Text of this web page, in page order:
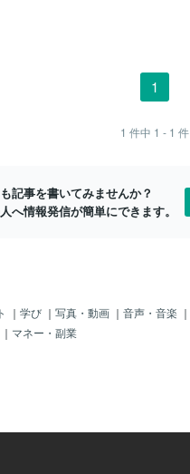
1
1 件中 1 - 1 件
記事を書いてみませんか？
へ情報発信が簡単にできます。
｜ 学び ｜ 写真・動画 ｜ 音声・音楽 ｜
｜ マネー・副業